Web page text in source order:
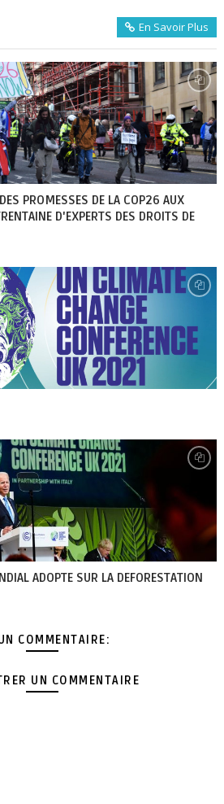
En Savoir Plus
PROMESSES DE LA COP26 AUX
D'EXPERTS DES DROITS DE
ADOPTE SUR LA DEFORESTATION
COMMENTAIRE:
UN COMMENTAIRE